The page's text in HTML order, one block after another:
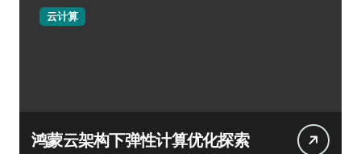
云计算
鸿蒙云架构下弹性计算优化探索